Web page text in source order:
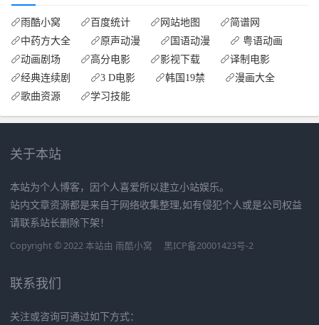
雨酷小窝 百度统计 网站地图
简谱网
中药方大全
原声动漫 国语动漫
粤语动画
动画剧场
高分电影 影视下载
译制电影
经典连续剧
3 D电影 韩国19禁
漫画大全
歌曲资源
学习技能
关于本站
本站为个人博客，因个人喜爱所以建立小站娱乐。
站内文章资源都是来自于网络收集整理,如有侵犯个人或是公司权益
请联系站长删除下架！
Copyright © 2022 本站由 雨酷小窝 黑ICP备20001423号-2
联系我们
关注或咨询可通过如下方式：